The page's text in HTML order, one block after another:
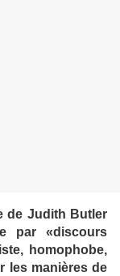
de Judith Butler
par «discours
homophobe,
les manières de